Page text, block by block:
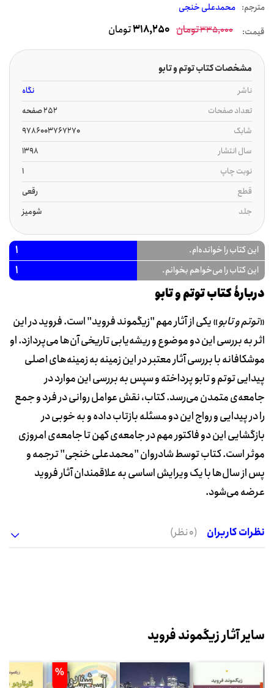
مترجم: محمدعلی خنجی
قیمت: 335,000تومان 318,250تومان
مشخصات کتاب توتم و تابو
ناشر
نگاه
تعداد صفحات
252 صفحه
شابک
9786003767270
سال انتشار
1398
نوبت چاپ
1
قطع
رقعی
جلد
شومیز
این کتاب را خوانده‌ام. 1
این کتاب را می‌خواهم بخوانم. 1
دربارۀ کتاب توتم و تابو
«توتم و تابو» یکی از آثار مهم "زیگموند فروید" است. فروید در این
اثر به بررسی این دو موضوع و ریشه‌یابی تاریخی آن‌ها می‌پردازد. او
موشکافانه با بررسی آثار معتبر در این زمینه به زمینه‌های اصلی
پیدایی توتم و تابو پرداخته و سپس به بررسی این موارد در
جامعه‌ی متمدن می‌رسد. کتاب، نقش عوامل روانی در فرد و جمع
را در پیدایی و رواج این دو مسئله بازتاب داده و به خوبی در
بازگشایی این دو فاکتور مهم در جامعه‌ی کهن تا جامعه‌ی امروزی
موثر است. کتاب توسط شادروان "محمدعلی خنجی" ترجمه و
پس از سال‌ها با یک ویرایش اساسی به علاقمندان آثار فروید
عرضه می‌شود.
نظرات کاربران (0 نظر)
سایر آثار زیگموند فروید
%